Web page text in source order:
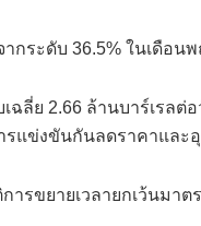
กระดับ 36.5% ในเดือน
ฉลี่ย 2.66 ล้านบาร์เรลต่
รแข่งขันกันลดราคาและ
รขยายเวลายกเว้นมาต